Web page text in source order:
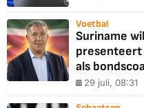
Voetbal
Suriname
presenteert
als
29 juli, 08:31